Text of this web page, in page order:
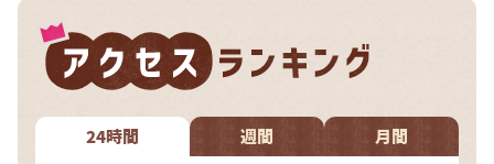
24時間 週間 月間